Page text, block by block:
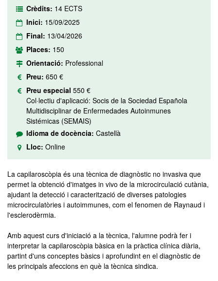
Crèdits: 14 ECTS
Inici: 15/09/2025
Final: 13/04/2026
Places: 150
Orientació: Professional
Preu: 650 €
Preu especial 550 €
Col·lectiu d'aplicació: Socis de la Sociedad Española
Multidisciplinar de Enfermedades Autoinmunes
Sistémicas (SEMAIS)
Idioma de docència: Castellà
Lloc: Online
La capilaroscòpia és una tècnica de diagnòstic no invasiva que
permet la obtenció d'imatges in vivo de la microcirculació cutània,
ajudant la detecció i caracterització de diverses patologies
microcirculatòries i autoimmunes, com el fenomen de Raynaud i
l'esclerodèrmia.
Amb aquest curs d'iniciació a la tècnica, l'alumne podrà fer i
interpretar la capilaroscòpia bàsica en la pràctica clínica diària,
partint d'uns conceptes bàsics i aprofundint en el diagnòstic de
les principals afeccions en què la tècnica sindica.